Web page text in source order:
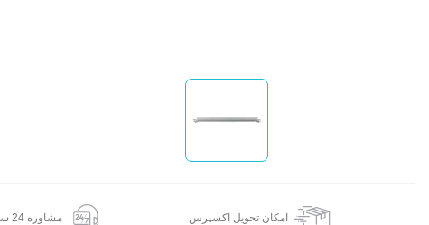
امکان تحویل اکسپرس مشاوره 24 ساعته